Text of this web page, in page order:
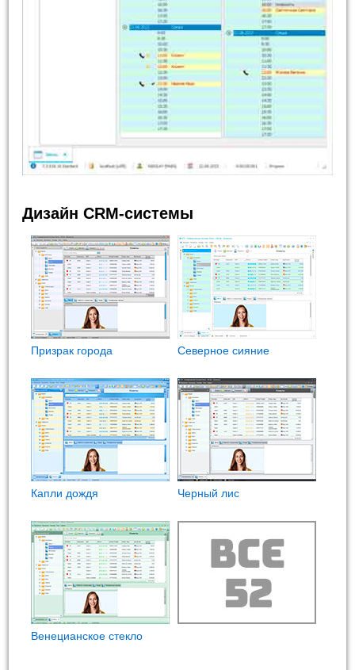
Дизайн CRM-системы
Призрак города Северное сияние
Капли дождя Черный лис
Венецианское стекло